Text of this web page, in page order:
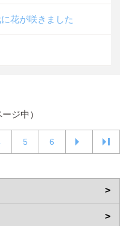
花が咲きました
ジ中）
5 6